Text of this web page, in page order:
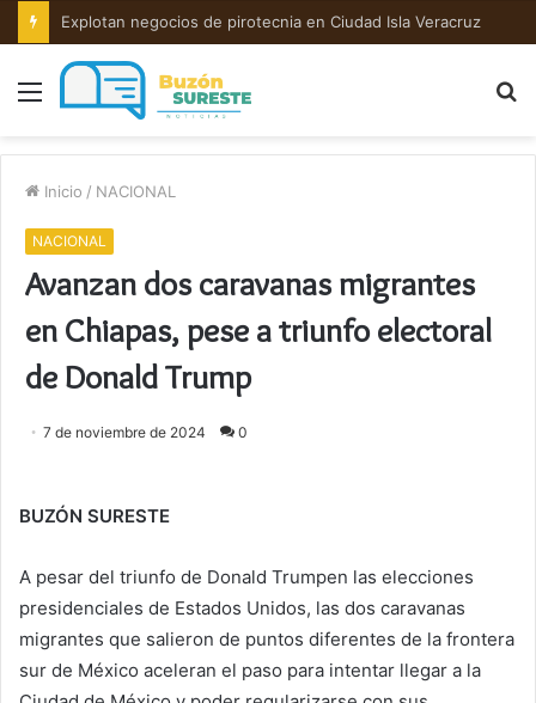
Explotan negocios de pirotecnia en Ciudad Isla Veracruz
Menú
Inicio / NACIONAL
NACIONAL
Avanzan dos caravanas migrantes
en Chiapas, pese a triunfo electoral
de Donald Trump
7 de noviembre de 2024 0
BUZÓN SURESTE
A pesar del triunfo de Donald Trumpen las elecciones
presidenciales de Estados Unidos, las dos caravanas
migrantes que salieron de puntos diferentes de la frontera
sur de México aceleran el paso para intentar llegar a la